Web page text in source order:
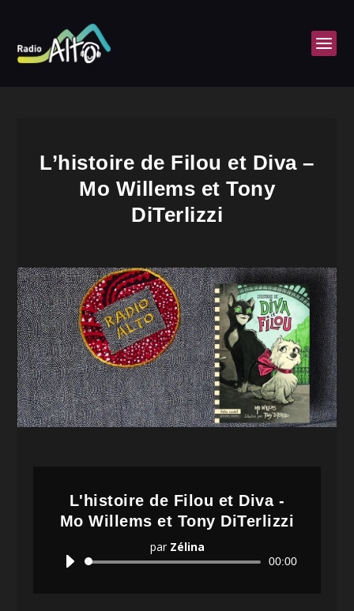
L’histoire de Filou et Diva –
Mo Willems et Tony
DiTerlizzi
L'histoire de Filou et Diva -
Mo Willems et Tony DiTerlizzi
par Zélina
Lecteur
00:00